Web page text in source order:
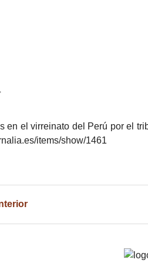
en el virreinato del Perú por el
items/show/1461